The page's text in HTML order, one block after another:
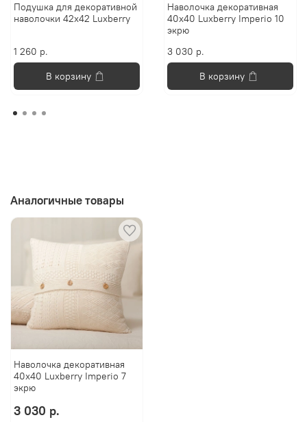
Подушка для декоративной
наволочки 42х42 Luxberry
1 260 р.
В корзину
Наволочка декоративная
40х40 Luxberry Imperio 10
экрю
3 030 р.
В корзину
Аналогичные товары
Наволочка декоративная
40х40 Luxberry Imperio 7
экрю
3 030 р.